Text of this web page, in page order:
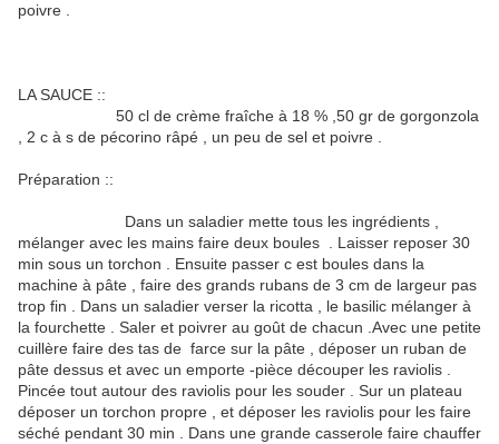
poivre .
LA SAUCE ::
50 cl de crème fraîche à 18 % ,50 gr de gorgonzola
, 2 c à s de pécorino râpé , un peu de sel et poivre .
Préparation ::
Dans un saladier mette tous les ingrédients ,
mélanger avec les mains faire deux boules . Laisser reposer 30
min sous un torchon . Ensuite passer c est boules dans la
machine à pâte , faire des grands rubans de 3 cm de largeur pas
trop fin . Dans un saladier verser la ricotta , le basilic mélanger à
la fourchette . Saler et poivrer au goût de chacun .Avec une petite
cuillère faire des tas de farce sur la pâte , déposer un ruban de
pâte dessus et avec un emporte -pièce découper les raviolis .
Pincée tout autour des raviolis pour les souder . Sur un plateau
déposer un torchon propre , et déposer les raviolis pour les faire
séché pendant 30 min . Dans une grande casserole faire chauffer